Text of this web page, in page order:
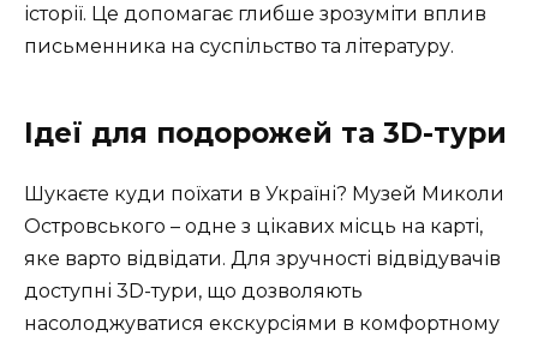
історії. Це допомагає глибше зрозуміти вплив
письменника на суспільство та літературу.
Ідеї для подорожей та 3D-тури
Шукаєте куди поїхати в Україні? Музей Миколи
Островського – одне з цікавих місць на карті,
яке варто відвідати. Для зручності відвідувачів
доступні 3D-тури, що дозволяють
насолоджуватися екскурсіями в комфортному